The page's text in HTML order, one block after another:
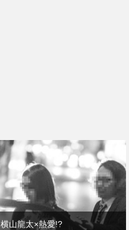
横山龍太×熱愛!?